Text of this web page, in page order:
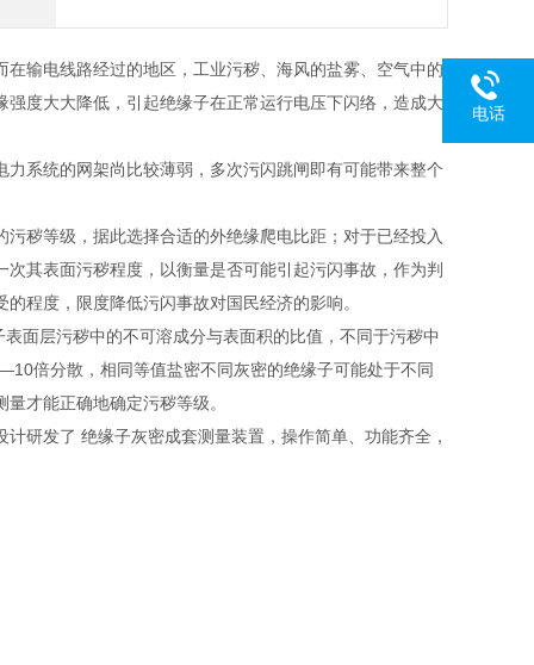
输电线路经过的地区，工业污秽、海风的盐雾、空气中的
度大大降低，引起绝缘子在正常运行电压下闪络，造成大
系统的网架尚比较薄弱，多次污闪跳闸即有可能带来整个
秽等级，据此选择合适的外绝缘爬电比距；对于已经投入
其表面污秽程度，以衡量是否可能引起污闪事故，作为判
程度，限度降低污闪事故对国民经济的影响。
面层污秽中的不可溶成分与表面积的比值，不同于污秽中
倍分散，相同等值盐密不同灰密的绝缘子可能处于不同
才能正确地确定污秽等级。
研发了 绝缘子灰密成套测量装置，操作简单、功能齐全，
电话